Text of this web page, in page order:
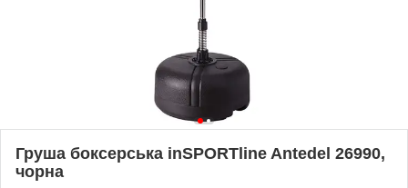
Груша боксерська inSPORTline Antedel 26990,
чорна